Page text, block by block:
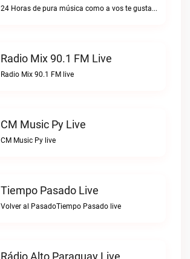
24 Horas de pura música como a vos te gustaRadio San Cosme y Damian FM live
Radio Mix 90.1 FM Live
Radio Mix 90.1 FM live
CM Music Py Live
CM Music Py live
Tiempo Pasado Live
Volver al PasadoTiempo Pasado live
Rádio Alto Paraguay Live